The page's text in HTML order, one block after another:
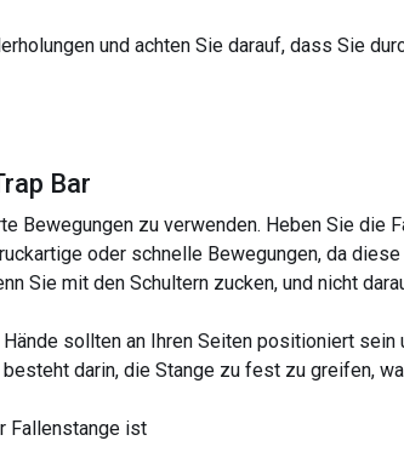
und achten Sie darauf, dass Sie
Bar
Bewegungen zu verwenden. Heben Sie die
oder schnelle Bewegungen, da
Sie mit den Schultern zucken, und nicht
sollten an Ihren Seiten positioniert sein
darin, die Stange zu fest zu greifen,
Fallenstange ist